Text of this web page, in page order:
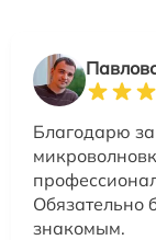
Благодарю
Обязательно
знакомым.